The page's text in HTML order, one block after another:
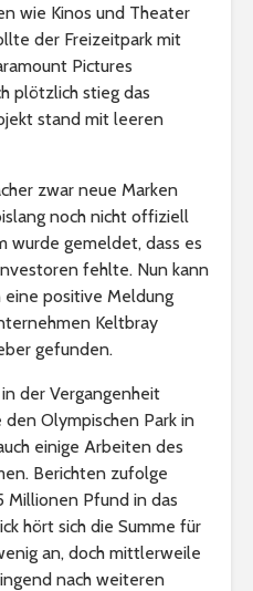
wie Kinos und Theater
der Freizeitpark mit
Pictures
plötzlich stieg das
stand mit leeren
zwar neue Marken
noch nicht offiziell
wurde gemeldet, dass es
fehlte. Nun kann
eine positive Meldung
Keltbray
gefunden.
der Vergangenheit
Olympischen Park in
einige Arbeiten des
Berichten zufolge
Millionen Pfund in das
hört sich die Summe für
an, doch mittlerweile
nach weiteren